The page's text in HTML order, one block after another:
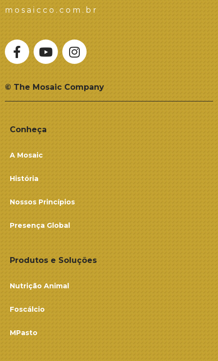
mosaicco.com.br
© The Mosaic Company
Conheça
A Mosaic
História
Nossos Princípios
Presença Global
Produtos e Soluções
Nutrição Animal
Foscálcio
MPasto